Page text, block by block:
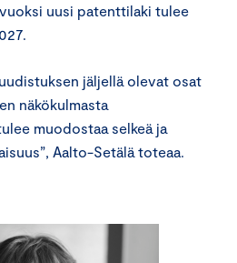
uusi patenttilaki tulee
jäljellä olevat osat
näkökulmasta
muodostaa selkeä ja
Aalto-Setälä toteaa.